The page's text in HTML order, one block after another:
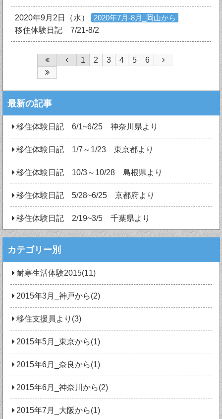
2020年9月2日（水）
2020年7月‐8月_岡山から
移住体験日記 7/21-8/2
1 2 3 4 5 6
最新の記事
移住体験日記 6/1~6/25 神奈川県より
移住体験日記 1/7～1/23 東京都より
移住体験日記 10/3～10/28 島根県より
移住体験日記 5/28~6/25 京都府より
移住体験日記 2/19~3/5 千葉県より
カテゴリー別
耐寒生活体験2015(11)
2015年3月_神戸から(2)
移住支援員より(3)
2015年5月_東京から(1)
2015年6月_奈良から(1)
2015年6月_神奈川から(2)
2015年7月_大阪から(1)